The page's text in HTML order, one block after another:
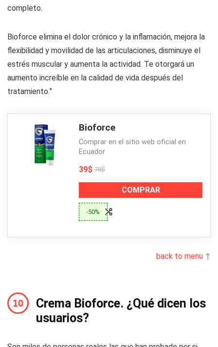
completo.
Bioforce elimina el dolor crónico y la inflamación, mejora la
flexibilidad y movilidad de las articulaciones, disminuye el
estrés muscular y aumenta la actividad. Te otorgará un
aumento increíble en la calidad de vida después del
tratamiento.”
Bioforce
Comprar en el sitio web oficial en
Ecuador
39$ 78$
COMPRAR
-50%
back to menu ↑
Crema Bioforce. ¿Qué dicen los
usuarios?